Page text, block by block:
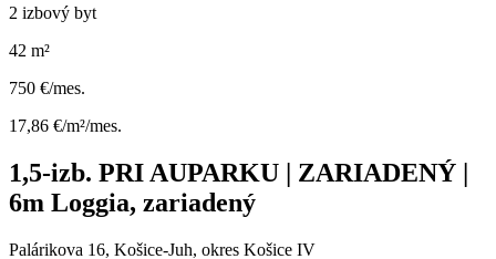
2 izbový byt
42 m²
750 €/mes.
17,86 €/m²/mes.
1,5-izb. PRI AUPARKU | ZARIADENÝ |
6m Loggia, zariadený
Palárikova 16, Košice-Juh, okres Košice IV